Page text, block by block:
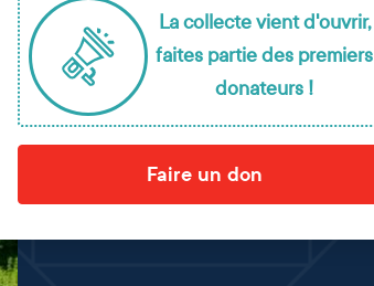
La collecte vient d'ouvrir,
faites partie des premiers
donateurs !
Faire un don